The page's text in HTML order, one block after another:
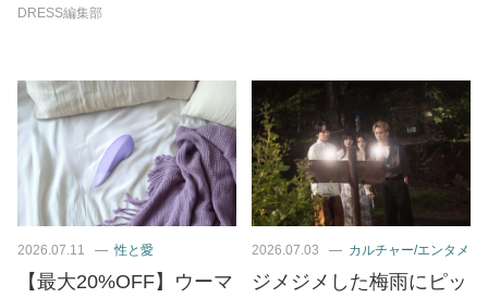
DRESS編集部
2026.07.11 性と愛
【最大20%OFF】ウーマ
2026.07.03 カルチャー/エンタメ
ジメジメした梅雨にピッ